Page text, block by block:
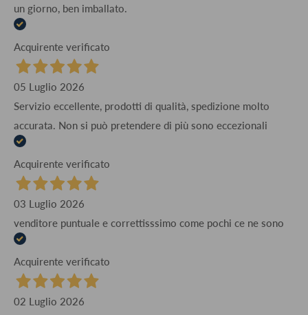
un giorno, ben imballato.
Acquirente verificato
05 Luglio 2026
Servizio eccellente, prodotti di qualità, spedizione molto
accurata. Non si può pretendere di più sono eccezionali
Acquirente verificato
03 Luglio 2026
venditore puntuale e correttisssimo come pochi ce ne sono
Acquirente verificato
02 Luglio 2026